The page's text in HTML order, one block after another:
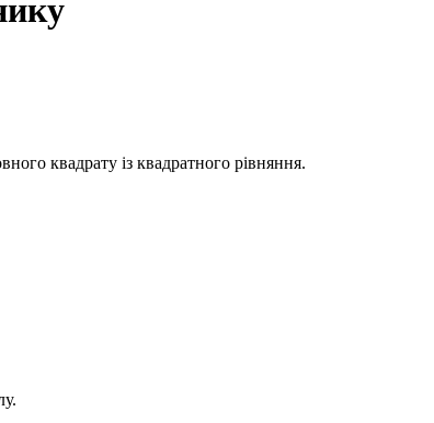
квадрату із квадратного рівняння.